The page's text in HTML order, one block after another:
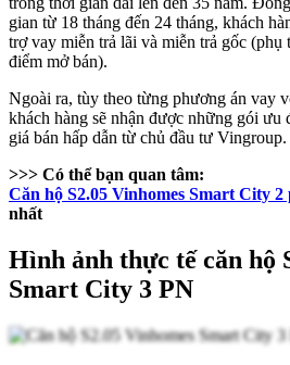
gian từ 18 tháng đến 24 tháng, khách
trợ vay miễn trả lãi và miễn trả gốc (phụ
điểm mở bán).
Ngoài ra, tùy theo từng phương án vay
khách hàng sẽ nhận được những gói ưu
giá bán hấp dẫn từ chủ đầu tư Vingroup.
>>> Có thể bạn quan tâm:
Căn hộ S2.05 Vinhomes Smart City 2
nhất
Hình ảnh thực tế căn hộ
Smart City 3 PN